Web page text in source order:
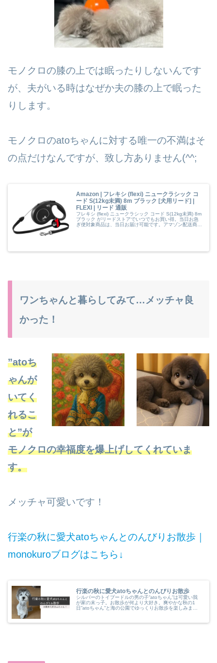
モノクロの膝の上では眠ったりしないんです
が、夫がいる時はなぜか夫の膝の上で眠った
りします。
モノクロのatoちゃんに対する唯一の不満はそ
の点だけなんですが、致し方ありません(^^;
Amazon | フレキシ (flexi) ニュークラシック コ
ード S(12kg未満) 8m ブラック [犬用リード] |
FLEXI | リード 通販
フレキシ (flexi) ニュークラシック コード S(12kg未満) 8m
ブラック がリードストアでいつでもお買い得。当日お急
ぎ便対象商品は、当日お届け可能です。アマゾン配送商品
ワンちゃんと暮らしてみて…メッチャ良
かった！
”atoち
ゃんが
いてく
れるこ
と”が
モノクロの幸福度を爆上げしてくれていま
す。
メッチャ可愛いです！
行楽の秋に愛犬atoちゃんとのんびりお散歩｜
monokuroブログはこちら↓
行楽の秋に愛犬atoちゃんとのんびりお散歩
シルバーのトイプードルの男の子”atoちゃん”は可愛い我
が家の末っ子。お散歩が何より大好き。爽やかな秋の1
日”atoちゃん”と海の公園でゆっくりお散歩を楽しみまし